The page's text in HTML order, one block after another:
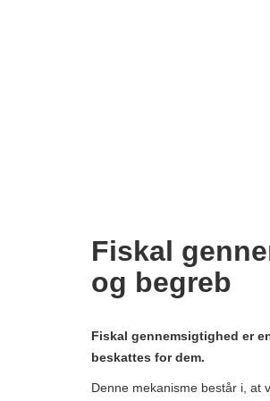
Fiskal
og begreb
Fiskal gennemsigtighed er
beskattes for dem.
Denne mekanisme består i, at